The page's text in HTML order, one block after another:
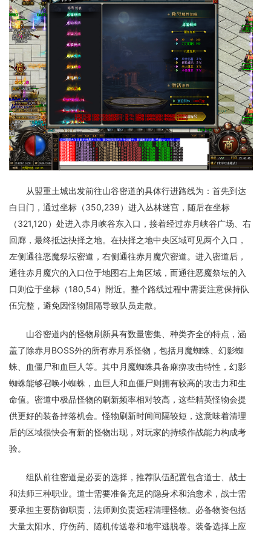
从盟重土城出发前往山谷密道的具体行进路线为：首先到达
白日门，通过坐标（350,239）进入丛林迷宫，随后在坐标
（321,120）处进入赤月峡谷东入口，接着经过赤月峡谷广场、右
回廊，最终抵达抉择之地。在抉择之地中央区域可见两个入口，
左侧通往恶魔祭坛密道，右侧通往赤月魔穴密道。进入密道后，
通往赤月魔穴的入口位于地图右上角区域，而通往恶魔祭坛的入
口则位于坐标（180,54）附近。整个路线过程中需要注意保持队
伍完整，避免因怪物阻隔导致队员走散。
山谷密道内的怪物刷新具有数量密集、种类齐全的特点，涵
盖了除赤月BOSS外的所有赤月系怪物，包括月魔蜘蛛、幻影蜘
蛛、血僵尸和血巨人等。其中月魔蜘蛛具备麻痹攻击特性，幻影
蜘蛛能够召唤小蜘蛛，血巨人和血僵尸则拥有较高的攻击力和生
命值。密道中极品怪物的刷新频率相对较高，这些精英怪物会提
供更好的装备掉落机会。怪物刷新时间间隔较短，这意味着清理
后的区域很快会有新的怪物出现，对玩家的持续作战能力构成考
验。
组队前往密道是必要的选择，推荐队伍配置包含道士、战士
和法师三种职业。道士需要准备充足的隐身术和治愈术，战士需
要承担主要防御职责，法师则负责远程清理怪物。必备物资包括
大量太阳水、疗伤药、随机传送卷和地牢逃脱卷。装备选择上应